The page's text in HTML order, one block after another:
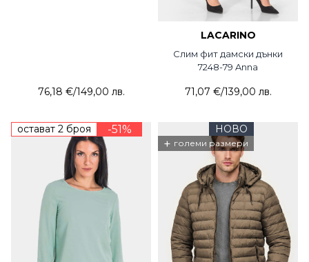
76,18 €/149,00 лв.
LACARINO
Слим фит дамски дънки
7248-79 Anna
71,07 €/139,00 лв.
остават 2 броя -51% НОВО
+ големи размери